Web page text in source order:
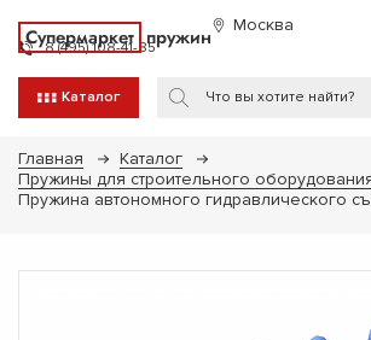
Супермаркет пружин Москва
8 (495) 108-41-85
Каталог
Главная
Каталог
Пружины для строительного
Пружина автономного гидравлического